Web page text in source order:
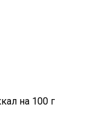
на 100 г